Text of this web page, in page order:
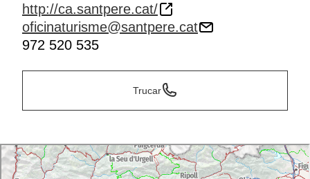
http://ca.santpere.cat/
oficinaturisme@santpere.cat
972 520 535
Trucar